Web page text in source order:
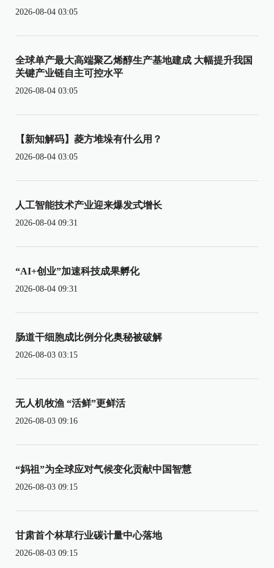
2026-08-04 03:05
全球单产最大高端聚乙烯醇生产基地建成 大幅提升我国
关键产业链自主可控水平
2026-08-04 03:05
【新知解码】菱方堆垛有什么用？
2026-08-04 03:05
人工智能技术产业迎来爆发式增长
2026-08-04 09:31
“AI+创业”加速科技成果孵化
2026-08-04 09:31
肠道干细胞成比例分化奥秘被破解
2026-08-03 03:15
无人机牧渔 “活鲜”更鲜活
2026-08-03 09:16
“妈祖”为全球应对气候变化贡献中国智慧
2026-08-03 09:15
甘肃首个林草行业碳计量中心落地
2026-08-03 09:15